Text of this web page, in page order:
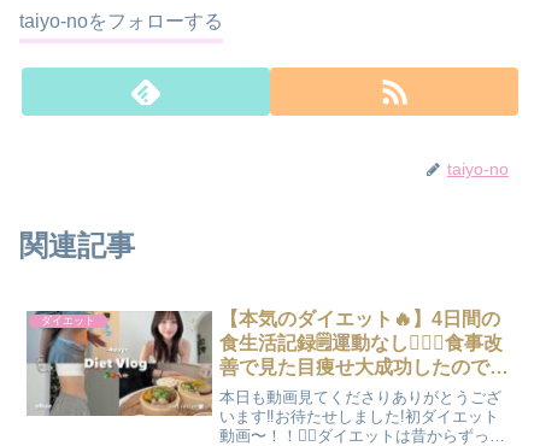
taiyo-noをフォローする
taiyo-no
関連記事
ダイエット
【本気のダイエット🔥】4日間の
食生活記録🗒運動なし🏃‍♀️❌食事改
善で見た目痩せ大成功したので全
公開✨
本日も動画見てくださりありがとうござ
います‼︎お待たせしました!初ダイエット
動画〜！！🏃‍♀️ダイエットは昔からずっと